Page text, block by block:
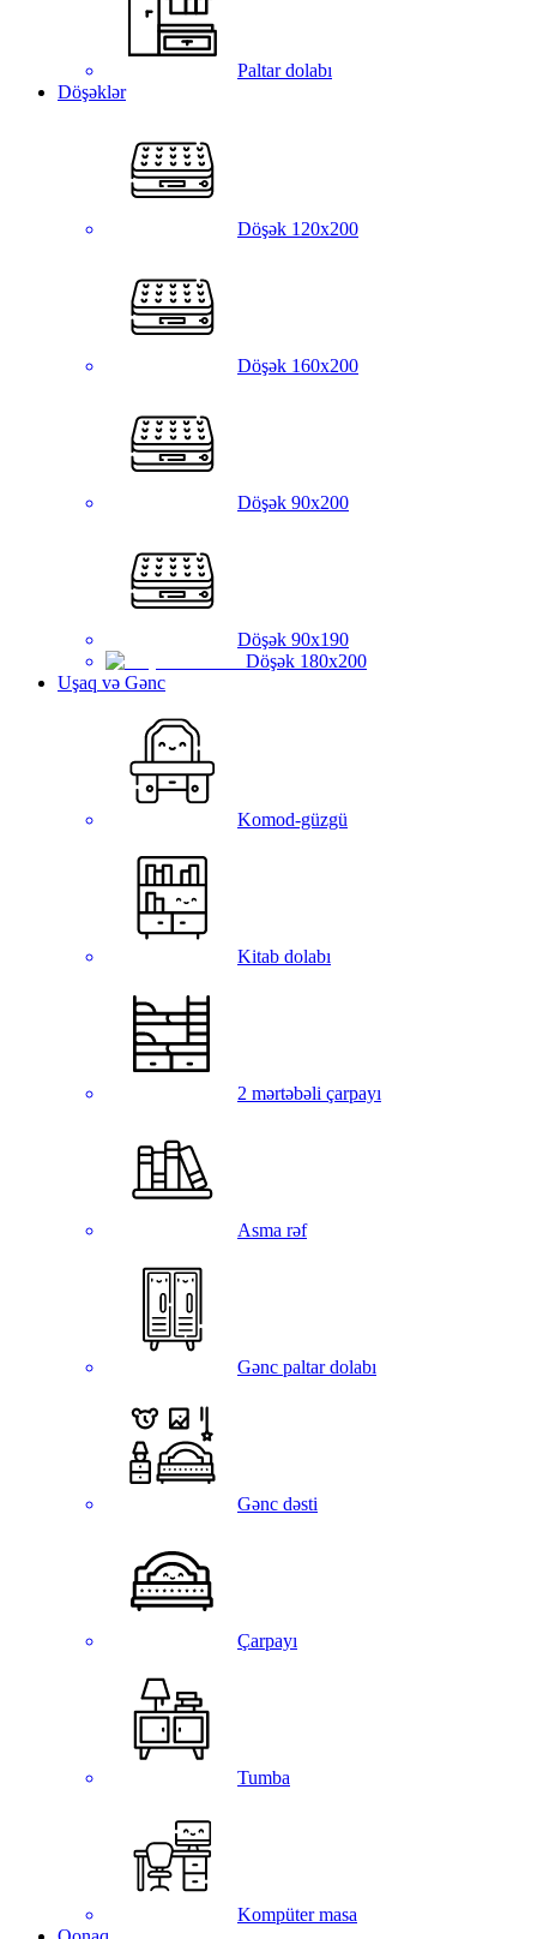
Paltar dolabı
Döşəklər
Döşək 120x200
Döşək 160x200
Döşək 90x200
Döşək 90x190
Döşək 180x200
Uşaq və Gənc
Komod-güzgü
Kitab dolabı
2 mərtəbəli çarpayı
Asma rəf
Gənc paltar dolabı
Gənc dəsti
Çarpayı
Tumba
Kompüter masa